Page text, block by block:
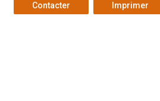
Contacter Imprimer